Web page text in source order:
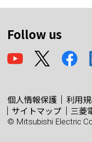
Follow us
個人情報保護 利用
サイトマップ
三菱
© Mitsubishi Electric